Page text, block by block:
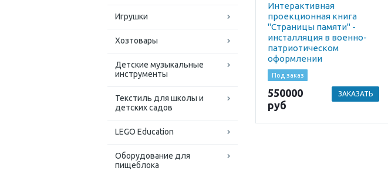
Игрушки
Хозтовары
Детские музыкальные
инструменты
Текстиль для школы и
детских садов
LEGO Education
Оборудование для
пищеблока
Интерактивная
проекционная книга
"Страницы памяти" -
инсталляция в военно-
патриотическом
оформлении
Под заказ
550000
руб
ЗАКАЗАТЬ